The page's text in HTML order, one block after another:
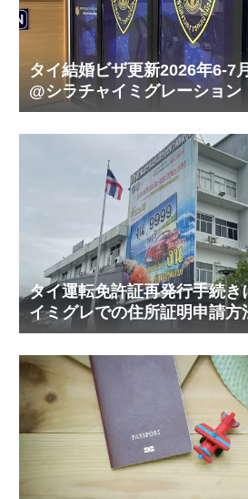
タイ結婚ビザ更新2026年6-7
@シラチャイミグレーション
タイ運転免許証再発行手続き
イミグレでの住所証明申請方